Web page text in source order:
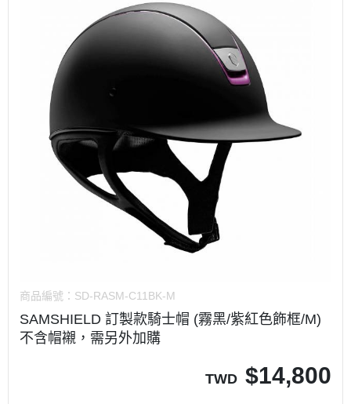
商品編號： SD-RASM-C11BK-M
SAMSHIELD 訂製款騎士帽 (霧黑/紫紅色飾框/M)
不含帽襯，需另外加購
TWD $14,800